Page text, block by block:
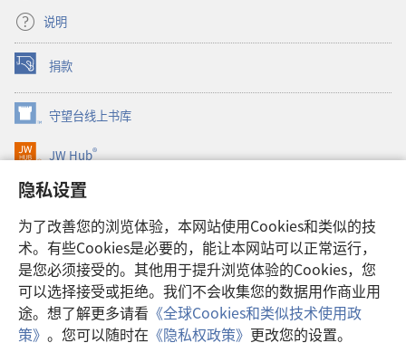
隐私设置
为了改善您的浏览体验，本网站使用Cookies和类似的技
术。有些Cookies是必要的，能让本网站可以正常运行，
是您必须接受的。其他用于提升浏览体验的Cookies，您
可以选择接受或拒绝。我们不会收集您的数据用作商业用
途。想了解更多请看 《全球Cookies和类似技术使用政
策》 。您可以随时在 《隐私权政策》 更改您的设置。
说明
捐款
（打
开
新
窗
口）
守望台线上书库
（打
开
新
口）
JW Hub®
（打
开
新
窗
口）
JW Library®
Watchtower Library
Copyright© 2026 Watch Tower Bible and Tract Society of Pennsylvania.